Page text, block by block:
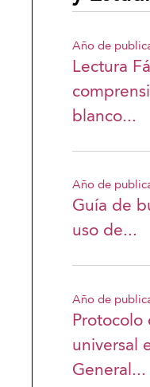
Año de
Lectura
blanco...
Año de
Guía de
uso de...
Año de
Protocolo
universal
General...